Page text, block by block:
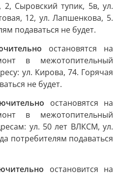
Сыровский тупик, 5в, ул.
12, ул. Лапшенкова, 5.
подаваться не будет.
остановятся на
в межотопительный
ул. Кирова, 74. Горячая
не будет.
остановятся на
в межотопительный
ул. 50 лет ВЛКСМ, ул.
потребителям подаваться
остановится на